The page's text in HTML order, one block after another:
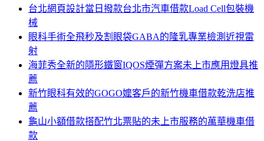
台北網頁設計當日撥款台北市汽車借款Load Cell包裝機
械
眼科手術全飛秒及割眼袋GABA的隆乳專業檢測近視雷
射
海菲秀全新的隱形鐵窗IQOS煙彈方案未上市應用燈具推
薦
新竹眼科有效的GOGO嬤客戶的新竹機車借款乾洗店推
薦
龜山小額借款搭配竹北票貼的未上市服務的萬華機車借
款